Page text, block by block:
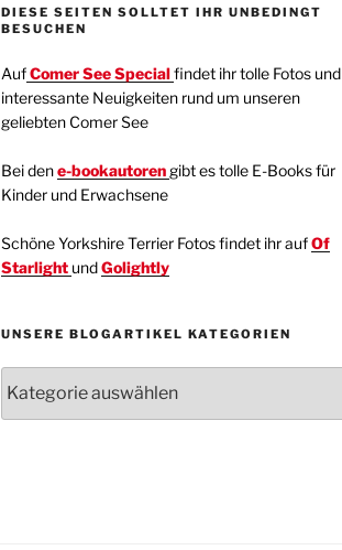
DIESE SEITEN SOLLTET IHR UNBEDINGT
BESUCHEN
AufComer See Specialfindet ihr tolle Fotos und
interessante Neuigkeiten rund um unseren
geliebten Comer See
Bei den e-bookautoren gibt es tolle E-Books für
Kinder und Erwachsene
Schöne Yorkshire Terrier Fotos findet ihr aufOf
Starlight undGolightly
UNSERE BLOGARTIKEL KATEGORIEN
Blogartikel
Kategorien